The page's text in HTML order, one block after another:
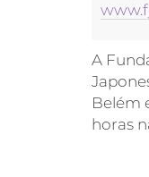
A
Belém
horas